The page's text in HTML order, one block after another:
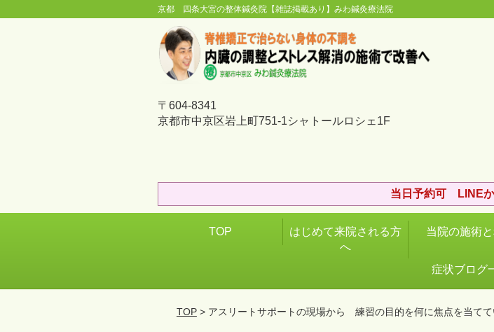
京都 四条大宮の整体鍼灸院【雑誌掲載あり】みわ鍼灸療法院
〒604-8341
京都市中京区岩上町751-1シャトールロシェ1F
当日予約可 LINE
TOP
はじめて来院される方
へ
当院の施術
症状ブログ
TOP> アスリートサポートの現場から 練習の目的を何に焦点を当て